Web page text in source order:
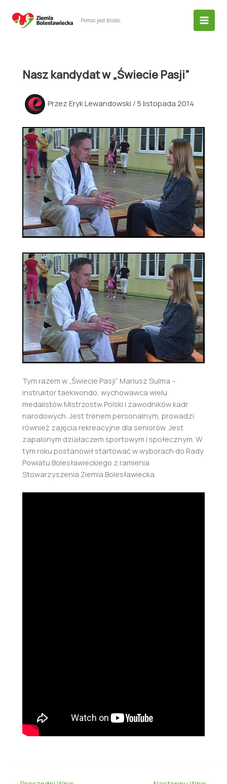
Pomoc jest blisko.
Nasz kandydat w „Świecie Pasji”
Przez Eryk Lewandowski / 5 listopada 2014
Tym razem w „Świecie Pasji” Mariusz Sulma –
instruktor taekwondo, wychowawca wielu
medalistów Mistrzostw Polski i zawodników kadr
narodowych. Jest trenem personalnym, prowadzi
również zajęcia rekreacyjne dla seniorów. Jest
zapalonym działaczem sportowym i społecznym. W
tym roku postanowił startować w wyborach do Rady
Powiatu Bolesławieckiego z ramienia
Stowarzyszenia Ziemia Bolesławiecka.